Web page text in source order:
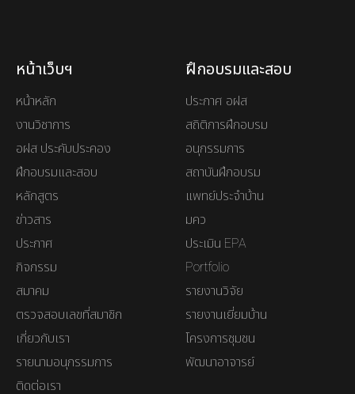
หน้าเว็บฯ
หน้าหลัก
งานวิชาการ
อฝส ประคับประคอง
ฝึกอบรมและสอบ
หลักสูตร
ข่าวสาร
ประกาศ
กิจกรรม
สมาคม
ตรวจสอบเลขที่สมาชิก
เกี่ยวกับเรา
รายนามอนุกรรมการ
ติดต่อเรา
ฝึกอบรมและสอบ
ประกาศ อฝส
สถิติการฝึกอบรม
อนุกรรมการ
สถาบันฝึกอบรม
แพทย์ประจำบ้าน
มคว
ประเมิน EPA
Portfolio
รายงานวิจัย
รายงานเยี่ยมบ้าน
โครงการชุมชน
พัฒนาอาจารย์